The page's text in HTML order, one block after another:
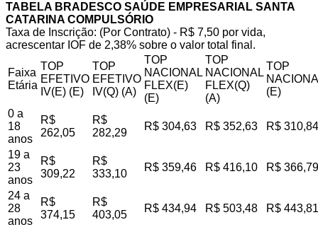
TABELA BRADESCO SAÚDE EMPRESARIAL SANTA
CATARINA COMPULSÓRIO
Taxa de Inscrição: (Por Contrato) - R$ 7,50 por vida,
acrescentar IOF de 2,38% sobre o valor total final.
Faixa
Etária
TOP
EFETIVO
IV(E) (E)
TOP
EFETIVO
IV(Q) (A)
TOP
NACIONAL
FLEX(E)
(E)
TOP
NACIONAL
FLEX(Q)
(A)
TOP
(E)
0 a
18
anos
R$
262,05
R$
282,29
R$ 304,63 R$ 352,63 R$ 310,84
19 a
23
anos
R$
309,22
R$
333,10
R$ 359,46 R$ 416,10 R$ 366,79
24 a
28
anos
R$
374,15
R$
403,05
R$ 434,94 R$ 503,48 R$ 443,81